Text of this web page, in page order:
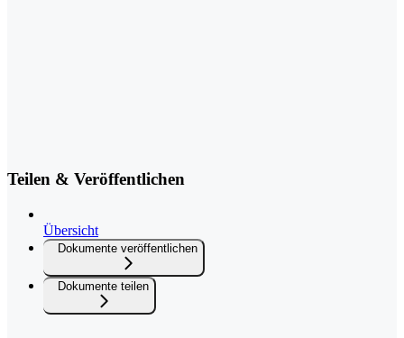
Teilen & Veröffentlichen
Übersicht
Dokumente veröffentlichen
Dokumente teilen